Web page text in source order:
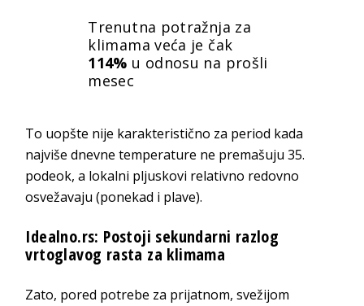
Trenutna potražnja za
klimama veća je čak
114% u odnosu na prošli
mesec
To uopšte nije karakteristično za period kada
najviše dnevne temperature ne premašuju 35.
podeok, a lokalni pljuskovi relativno redovno
osvežavaju (ponekad i plave).
Idealno.rs: Postoji sekundarni razlog
vrtoglavog rasta za klimama
Zato, pored potrebe za prijatnom, svežijom